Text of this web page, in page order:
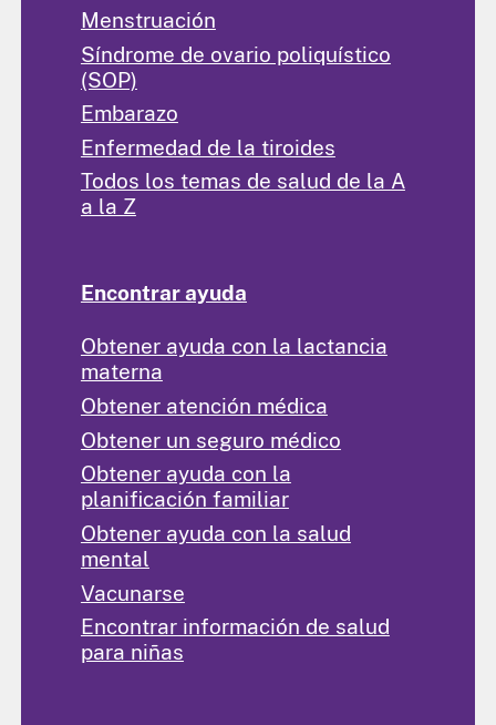
Menstruación
Síndrome de ovario poliquístico
(SOP)
Embarazo
Enfermedad de la tiroides
Todos los temas de salud de la A
a la Z
Encontrar ayuda
Obtener ayuda con la lactancia
materna
Obtener atención médica
Obtener un seguro médico
Obtener ayuda con la
planificación familiar
Obtener ayuda con la salud
mental
Vacunarse
Encontrar información de salud
para niñas